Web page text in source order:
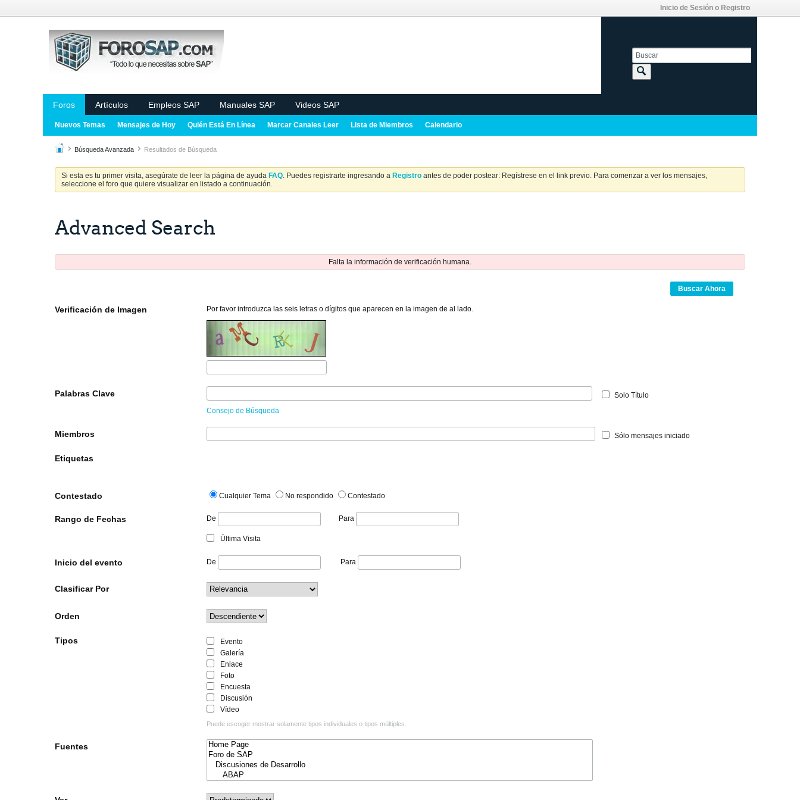
Inicio de Sesión o Registro
Foros Artículos Empleos SAP Manuales SAP Videos SAP
Nuevos Temas Mensajes de Hoy Quién Está En Línea Marcar Canales Leer Lista de Miembros Calendario
Búsqueda Avanzada Resultados de Búsqueda
Si esta es tu primer visita, asegúrate de leer la página de ayuda FAQ. Puedes registrarte ingresando a Registro antes de poder postear: Regístrese en el link previo. Para comenzar a ver los mensajes,
seleccione el foro que quiere visualizar en listado a continuación.
Advanced Search
Falta la información de verificación humana.
Buscar Ahora
Verificación de Imagen Por favor introduzca las seis letras o dígitos que aparecen en la imagen de al lado.
Palabras Clave
Consejo de Búsqueda
Solo Título
Miembros Sólo mensajes iniciado
Etiquetas
Contestado Cualquier Tema No respondido Contestado
Rango de Fechas De Para
Última Visita
Inicio del evento De Para
Clasificar Por
Orden
Tipos
Evento
Galería
Enlace
Foto
Encuesta
Discusión
Vídeo
Puede escoger mostrar solamente tipos individuales o tipos múltiples.
Fuentes